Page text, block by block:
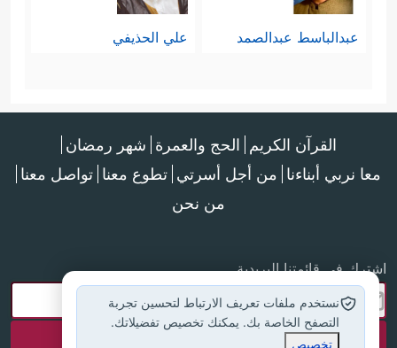
عبدالباسط عبدالصمد علي الحذيفي
القرآن الكريم الحج والعمرة شهر رمضان
معا نربي أبناءنا من أجل أسرتي تطوع معنا تواصل معنا
من نحن
اشترك في قائمتنا البريدية
نستخدم ملفات تعريف الارتباط لتحسين تجربة
التصفح الخاصة بك. يمكنك تخصيص تفضيلاتك.
تخصيص